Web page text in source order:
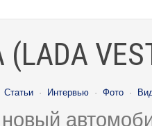
Статьи · Интервью · Фото ·